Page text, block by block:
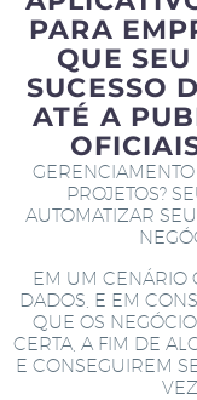
PARA
QUE
SUCESSO
ATÉ A
PROJETOS?
AUTOMATIZAR
EM UM CENÁRIO
DADOS, E EM
QUE OS
CERTA, A FIM DE
E CONSEGUIREM